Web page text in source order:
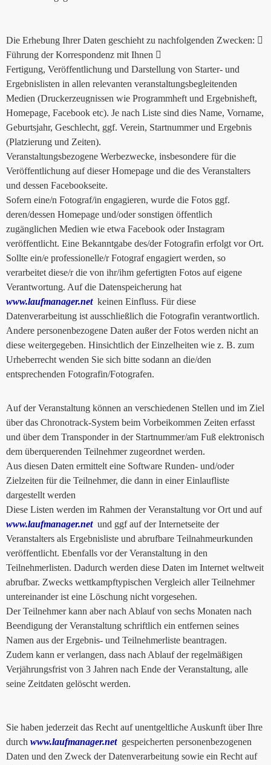
Die Erhebung Ihrer Daten geschieht zu nachfolgenden Zwecken: 
Führung der Korrespondenz mit Ihnen 
Fertigung, Veröffentlichung und Darstellung von Starter- und
Ergebnislisten in allen relevanten veranstaltungsbegleitenden
Medien (Druckerzeugnissen wie Programmheft und Ergebnisheft,
Homepage, Facebook etc). Je nach Liste sind dies Name, Vorname,
Geburtsjahr, Geschlecht, ggf. Verein, Startnummer und Ergebnis
(Platzierung und Zeiten).
Veranstaltungsbezogene Werbezwecke, insbesondere für die
Veröffentlichung auf dieser Homepage und die des Veranstalters
und dessen Facebookseite.
Sofern eine/n Fotograf/in engagieren, wurde die Fotos ggf.
deren/dessen Homepage und/oder sonstigen öffentlich
zugänglichen Medien wie etwa Facebook oder Instagram
veröffentlicht. Eine Bekanntgabe des/der Fotografin erfolgt vor Ort.
Sollte ein/e professionelle/r Fotograf engagiert werden, so
verarbeitet diese/r die von ihr/ihm gefertigten Fotos auf eigene
Verantwortung. Auf die Datenspeicherung hat
www.laufmanager.netkeinen Einfluss. Für diese
Datenverarbeitung ist ausschließlich die Fotografin verantwortlich.
Andere personenbezogene Daten außer der Fotos werden nicht an
diese weitergegeben. Hinsichtlich der Einzelheiten wie z. B. zum
Urheberrecht wenden Sie sich bitte sodann an die/den
entsprechenden Fotografin/Fotografen.
Auf der Veranstaltung können an verschiedenen Stellen und im Ziel
über das Chronotrack-System beim Vorbeikommen Zeiten erfasst
und über dem Transponder in der Startnummer/am Fuß elektronisch
dem überquerenden Teilnehmer zugeordnet werden.
Aus diesen Daten ermittelt eine Software Runden- und/oder
Zielzeiten für die Teilnehmer, die dann in einer Einlaufliste
dargestellt werden
Diese Listen werden im Rahmen der Veranstaltung vor Ort und auf
www.laufmanager.netund ggf auf der Internetseite der
Veranstalters als Ergebnisliste und abrufbare Teilnahmeurkunden
veröffentlicht. Ebenfalls vor der Veranstaltung in den
Teilnehmerlisten. Dadurch werden diese Daten im Internet weltweit
abrufbar. Zwecks wettkampftypischen Vergleich aller Teilnehmer
untereinander ist eine Löschung nicht vorgesehen.
Der Teilnehmer kann aber nach Ablauf von sechs Monaten nach
Beendigung der Veranstaltung schriftlich ein entfernen seines
Namen aus der Ergebnis- und Teilnehmerliste beantragen.
Zudem kann er verlangen, dass nach Ablauf der regelmäßigen
Verjährungsfrist von 3 Jahren nach Ende der Veranstaltung, alle
seine Zeitdaten gelöscht werden.
Sie haben jederzeit das Recht auf unentgeltliche Auskunft über Ihre
durch www.laufmanager.netgespeicherten personenbezogenen
Daten und den Zweck der Datenverarbeitung sowie ein Recht auf